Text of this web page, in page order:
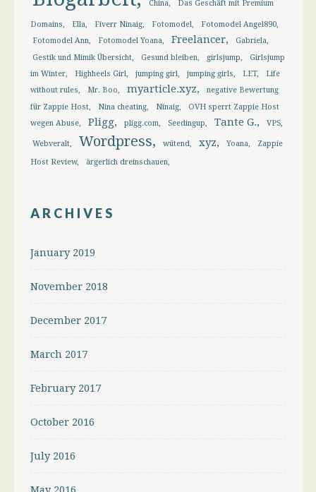
China Das Geschäft mit Premium
Domains Ella Fiverr Ninaig Fotomodel
Fotomodel Angel890
Fotomodel Ann
Fotomodel Yoana Freelancer
Gabriela
Gestik und Mimik Übersicht
Gesund bleiben girlsjump
Girlsjump
im Winter
Highheels Girl jumping girl jumping girls LET
Life
without rules
Mr. Boo myarticle.xyz
negative Bewertung
für Zappie Host
Nina cheating Ninaig
OVH sperrt Zappie Host
wegen Abuse
Pligg pligg.com Seedingup Tante G. VPS
Webveralt Wordpress wütend xyz Yoana
Zappie
Host Review
ärgerlich dreinschauen
ARCHIVES
January 2019
November 2018
December 2017
March 2017
February 2017
October 2016
July 2016